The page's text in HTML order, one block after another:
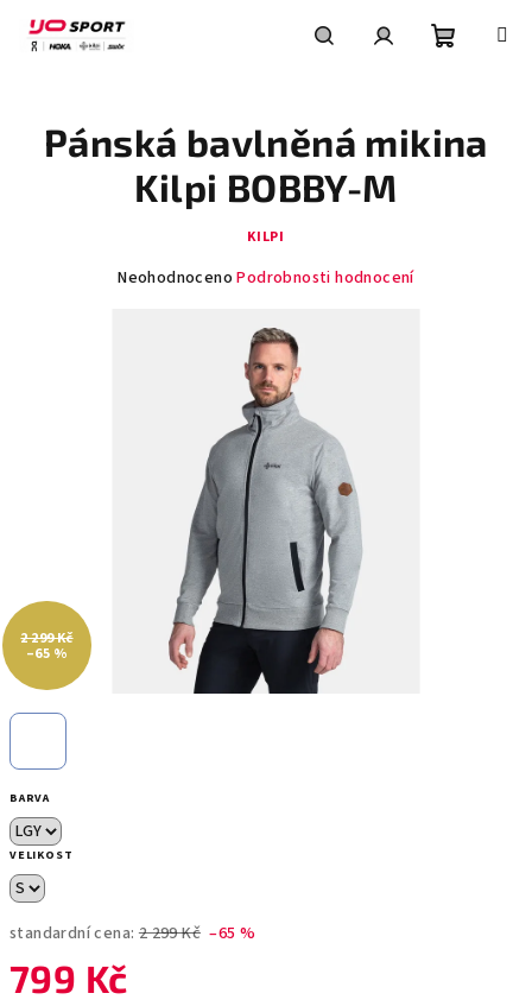
obsah
košík
BARVA
VELIKOST
standardní cena: 2 299 Kč –65 %
799 Kč
Pánská bavlněná mikina
Kilpi BOBBY-M
KILPI
Průměrné
Neohodnoceno Podrobnosti hodnocení
2 299 Kč
–65 %